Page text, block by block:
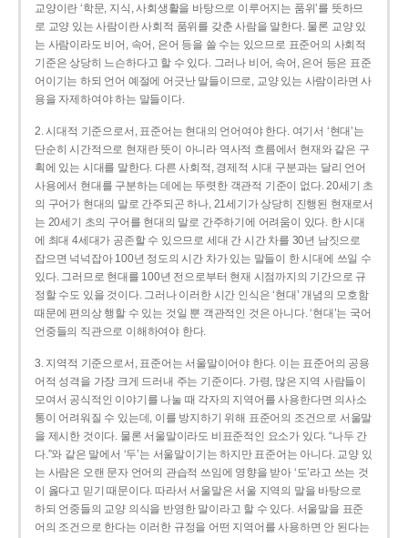
교양이란 ‘학문, 지식, 사회생활을 바탕으로 이루어지는 품위’를 뜻하므
로 교양 있는 사람이란 사회적 품위를 갖춘 사람을 말한다. 물론 교양 있
는 사람이라도 비어, 속어, 은어 등을 쓸 수는 있으므로 표준어의 사회적
기준은 상당히 느슨하다고 할 수 있다. 그러나 비어, 속어, 은어 등은 표준
어이기는 하되 언어 예절에 어긋난 말들이므로, 교양 있는 사람이라면 사
용을 자제하여야 하는 말들이다.
2. 시대적 기준으로서, 표준어는 현대의 언어여야 한다. 여기서 ‘현대’는
단순히 시간적으로 현재란 뜻이 아니라 역사적 흐름에서 현재와 같은 구
획에 있는 시대를 말한다. 다른 사회적, 경제적 시대 구분과는 달리 언어
사용에서 현대를 구분하는 데에는 뚜렷한 객관적 기준이 없다. 20세기 초
의 구어가 현대의 말로 간주되곤 하나, 21세기가 상당히 진행된 현재로서
는 20세기 초의 구어를 현대의 말로 간주하기에 어려움이 있다. 한 시대
에 최대 4세대가 공존할 수 있으므로 세대 간 시간 차를 30년 남짓으로
잡으면 넉넉잡아 100년 정도의 시간 차가 있는 말들이 한 시대에 쓰일 수
있다. 그러므로 현대를 100년 전으로부터 현재 시점까지의 기간으로 규
정할 수도 있을 것이다. 그러나 이러한 시간 인식은 ‘현대’ 개념의 모호함
때문에 편의상 행할 수 있는 것일 뿐 객관적인 것은 아니다. ‘현대’는 국어
언중들의 직관으로 이해하여야 한다.
3. 지역적 기준으로서, 표준어는 서울말이어야 한다. 이는 표준어의 공용
어적 성격을 가장 크게 드러내 주는 기준이다. 가령, 많은 지역 사람들이
모여서 공식적인 이야기를 나눌 때 각자의 지역어를 사용한다면 의사소
통이 어려워질 수 있는데, 이를 방지하기 위해 표준어의 조건으로 서울말
을 제시한 것이다. 물론 서울말이라도 비표준적인 요소가 있다. “나두 간
다.”와 같은 말에서 ‘두’는 서울말이기는 하지만 표준어는 아니다. 교양 있
는 사람은 오랜 문자 언어의 관습적 쓰임에 영향을 받아 ‘도’라고 쓰는 것
이 옳다고 믿기 때문이다. 따라서 서울말은 서울 지역의 말을 바탕으로
하되 언중들의 교양 의식을 반영한 말이라고 할 수 있다. 서울말을 표준
어의 조건으로 한다는 이러한 규정을 어떤 지역어를 사용하면 안 된다는